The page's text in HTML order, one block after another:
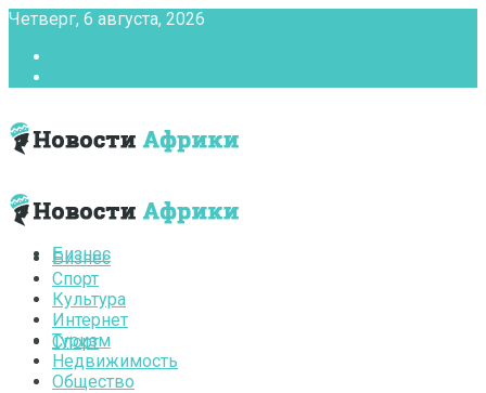
Четверг, 6 августа, 2026
Бизнес
Спорт
Бизнес
Спорт
Культура
Интернет
Туризм
Недвижимость
Общество